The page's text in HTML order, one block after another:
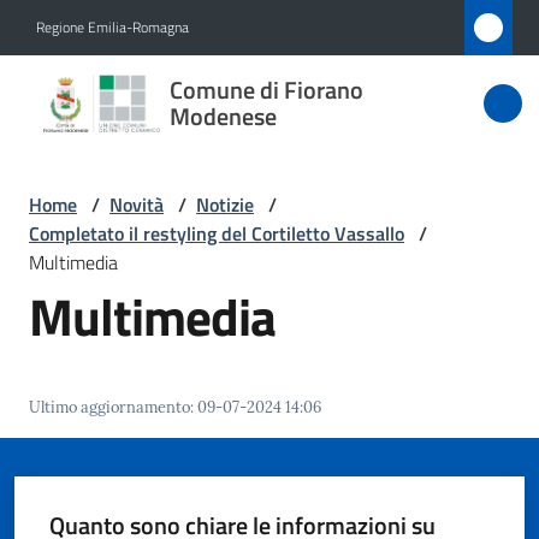
Regione Emilia-Romagna
Comune di Fiorano
Modenese
Comune
di Fiorano
Amministrazione
Novità
Fiorano
Modenese
Home / Novità / Notizie /
Completato il restyling del Cortiletto Vassallo /
Multimedia
Multimedia
Ultimo aggiornamento:09-07-2024 14:06
Quanto sono chiare le informazioni su